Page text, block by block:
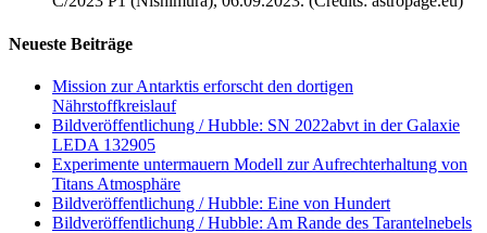
Neueste Beiträge
Mission zur Antarktis erforscht den dortigen
Nährstoffkreislauf
Bildveröffentlichung / Hubble: SN 2022abvt in der Galaxie
LEDA 132905
Experimente untermauern Modell zur Aufrechterhaltung von
Titans Atmosphäre
Bildveröffentlichung / Hubble: Eine von Hundert
Bildveröffentlichung / Hubble: Am Rande des Tarantelnebels